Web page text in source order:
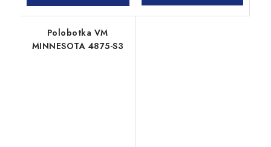
Polobotka VM
MINNESOTA 4875-S3